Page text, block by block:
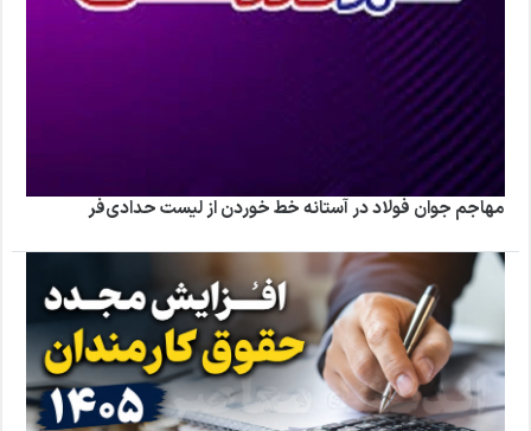
مهاجم جوان فولاد در آستانه خط خوردن از لیست حدادی‌فر